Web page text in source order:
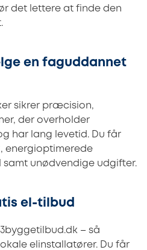
det lettere at finde den
en faguddannet
sikrer præcision,
der overholder
har lang levetid. Du får
energioptimerede
samt unødvendige udgifter.
el-tilbud
– så
elinstallatører. Du får